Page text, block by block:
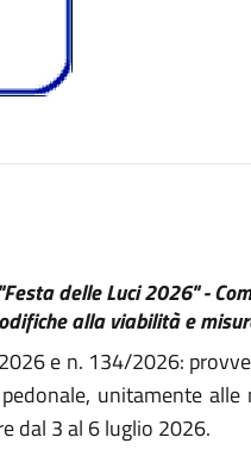
delle Luci 2026" -
alla viabilità e
e n. 134/2026:
unitamente
dal 3 al 6 luglio 2026.